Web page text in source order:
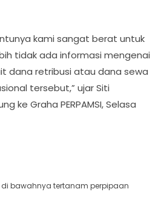
kami sangat berat untuk
tidak ada informasi mengenai
dana retribusi atau dana sewa
tersebut,” ujar Siti
ke Graha PERPAMSI, Selasa
bawahnya tertanam perpipaan